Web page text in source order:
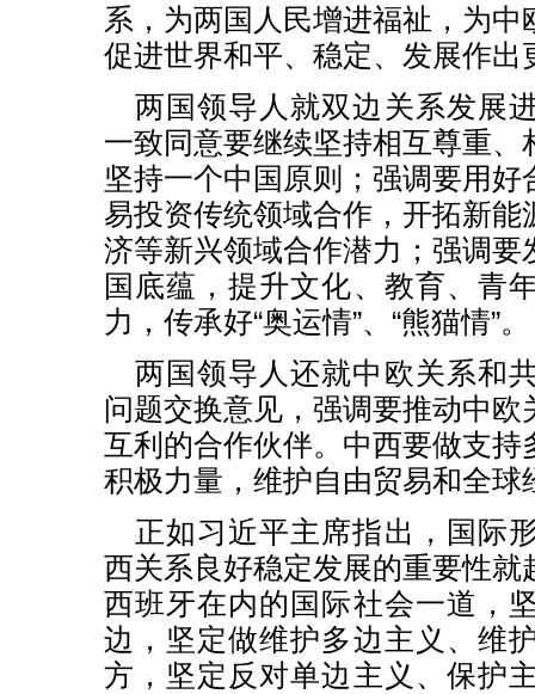
系，为两国人民增进福祉，为
促进世界和平、稳定、发展作出
两国领导人就双边关系发展
一致同意要继续坚持相互尊重、
坚持一个中国原则；强调要用
易投资传统领域合作，开拓新能
济等新兴领域合作潜力；强调要
国底蕴，提升文化、教育、青
力，传承好“奥运情”、“熊猫情”。
两国领导人还就中欧关系和
问题交换意见，强调要推动中欧
互利的合作伙伴。中西要做支持
积极力量，维护自由贸易和全球
正如习近平主席指出，国际
西关系良好稳定发展的重要性就
西班牙在内的国际社会一道，
边，坚定做维护多边主义、维
方，坚定反对单边主义、保护